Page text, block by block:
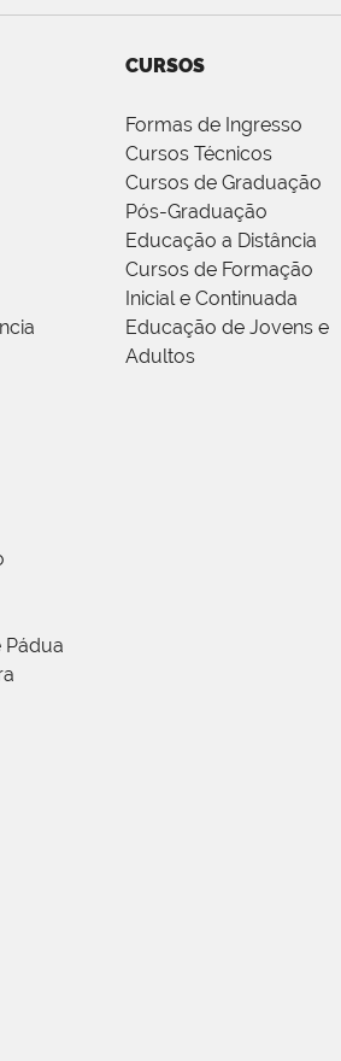
Pádua
CURSOS
Formas de Ingresso
Cursos Técnicos
Cursos de Graduação
Pós-Graduação
Educação a Distância
Cursos de Formação
Inicial e Continuada
Educação de Jovens e
Adultos